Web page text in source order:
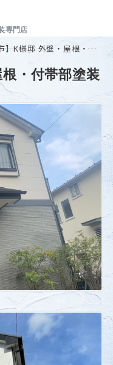
専門店
K様邸 外壁・屋根・付帯部塗装工事
根・付帯部塗装